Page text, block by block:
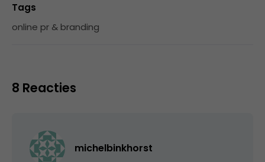
Tags
online pr & branding
8 Reacties
michelbinkhorst